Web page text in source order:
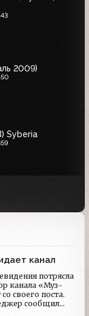
2009)
Syberia
канал
потрясла
канала «Муз-
своего поста.
сообщил